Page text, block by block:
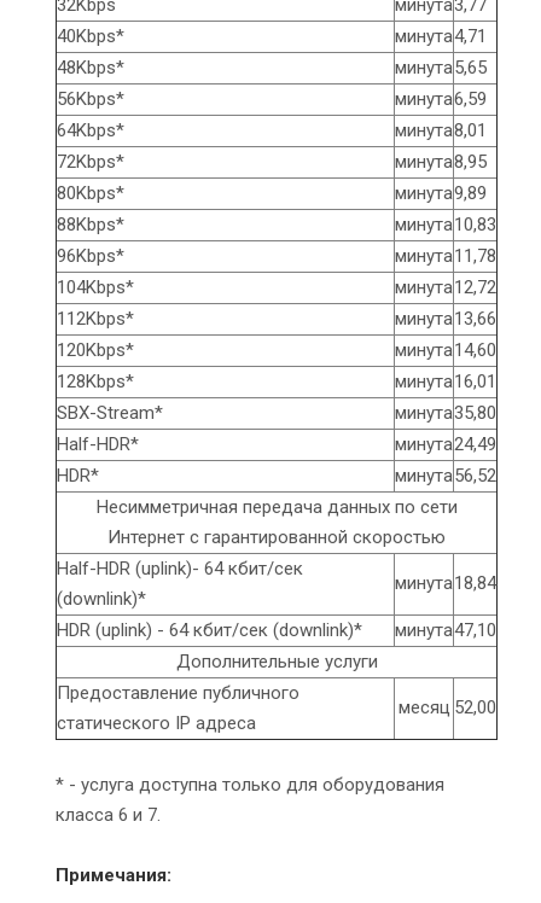
32Kbps
минута3,77
40Kbps*
минута4,71
48Kbps*
минута5,65
56Kbps*
минута6,59
64Kbps*
минута8,01
72Kbps*
минута8,95
80Kbps*
минута9,89
88Kbps*
минута10,83
96Kbps*
минута11,78
104Kbps*
минута12,72
112Kbps*
минута13,66
120Kbps*
минута14,60
128Kbps*
минута16,01
SBX-Stream*
минута35,80
Half-HDR*
минута24,49
HDR*
минута56,52
Несимметричная передача данных по сети
Интернет с гарантированной скоростью
Half-HDR (uplink)- 64 кбит/сек
(downlink)*
минута18,84
HDR (uplink) - 64 кбит/сек (downlink)* минута47,10
Дополнительные услуги
Предоставление публичного
статического IP адреса
месяц 52,00
* - услуга доступна только для оборудования
класса 6 и 7.
Примечания: